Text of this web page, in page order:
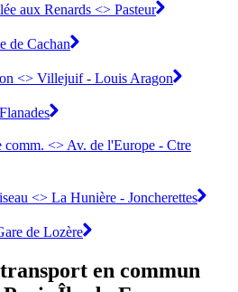
aux Renards <> Pasteur
de Cachan
<> Villejuif - Louis Aragon
comm. <> Av. de l'Europe - Ctre
<> La Hunière - Joncherettes
de Lozère
en commun